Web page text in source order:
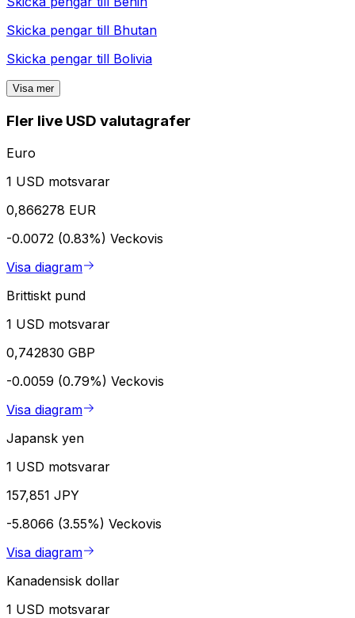
Skicka pengar till Bhutan
Skicka pengar till Bolivia
Visa mer
Fler live USD valutagrafer
Euro
1 USD motsvarar
0,866278 EUR
-0.0072 (0.83%) Veckovis
Visa diagram
Brittiskt pund
1 USD motsvarar
0,742830 GBP
-0.0059 (0.79%) Veckovis
Visa diagram
Japansk yen
1 USD motsvarar
157,851 JPY
-5.8066 (3.55%) Veckovis
Visa diagram
Kanadensisk dollar
1 USD motsvarar